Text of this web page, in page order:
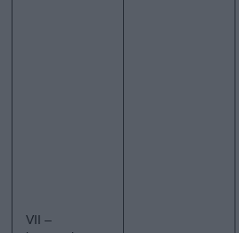
VII –